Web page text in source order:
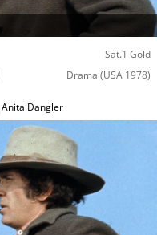
Sat.1 Gold
Drama (USA 1978)
Anita Dangler